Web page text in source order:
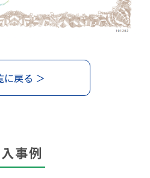
に戻る ＞
事例